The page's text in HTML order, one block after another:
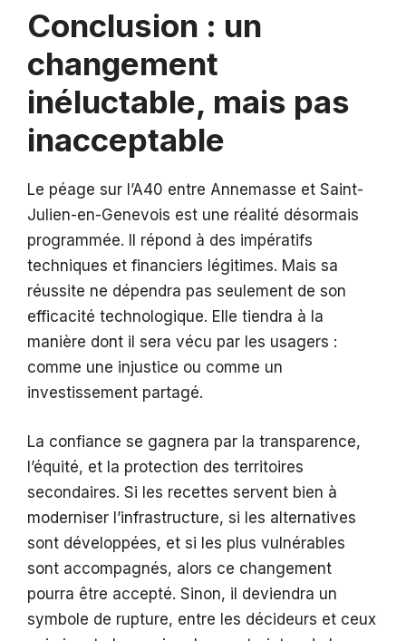
Conclusion : un
changement
inéluctable, mais pas
inacceptable
Le péage sur l’A40 entre Annemasse et Saint-
Julien-en-Genevois est une réalité désormais
programmée. Il répond à des impératifs
techniques et financiers légitimes. Mais sa
réussite ne dépendra pas seulement de son
efficacité technologique. Elle tiendra à la
manière dont il sera vécu par les usagers :
comme une injustice ou comme un
investissement partagé.
La confiance se gagnera par la transparence,
l’équité, et la protection des territoires
secondaires. Si les recettes servent bien à
moderniser l’infrastructure, si les alternatives
sont développées, et si les plus vulnérables
sont accompagnés, alors ce changement
pourra être accepté. Sinon, il deviendra un
symbole de rupture, entre les décideurs et ceux